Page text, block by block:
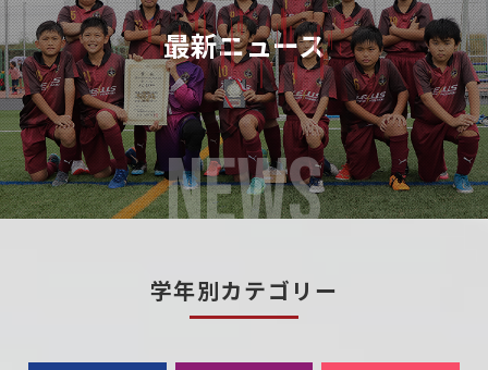
最新ニュース
NEWS
学年別カテゴリー